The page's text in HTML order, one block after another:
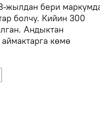
жылдан бери
болчу. Кийин 300
Андыктан
көмө